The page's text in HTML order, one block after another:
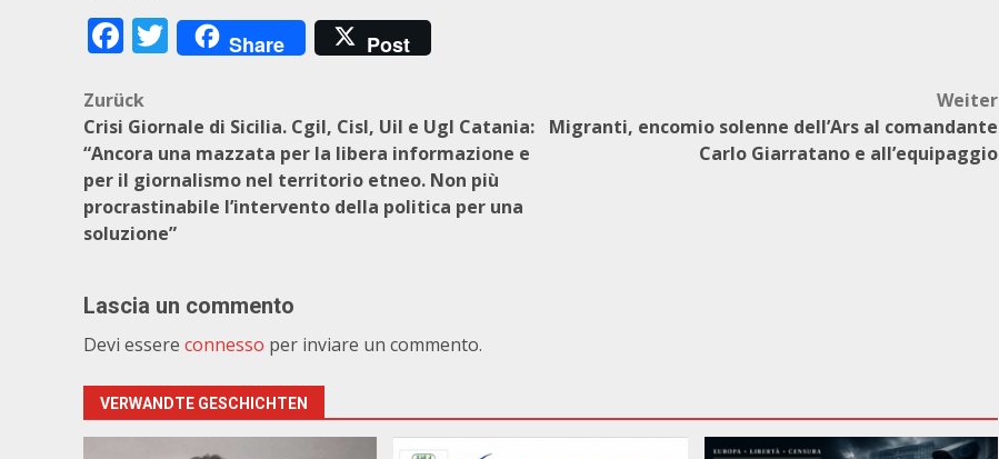
Facebook
Twitter
Share Post
Beitragsnavigation
Zurück
Crisi Giornale di Sicilia. Cgil, Cisl, Uil e Ugl Catania:
“Ancora una mazzata per la libera informazione e
per il giornalismo nel territorio etneo. Non più
procrastinabile l’intervento della politica per una
soluzione”
Weiter
Migranti, encomio solenne dell’Ars al comandante
Carlo Giarratano e all’equipaggio
Lascia un commento
Devi essere connesso per inviare un commento.
VERWANDTE GESCHICHTEN